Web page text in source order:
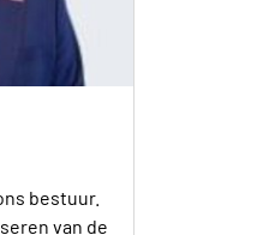
bestuur.
van de